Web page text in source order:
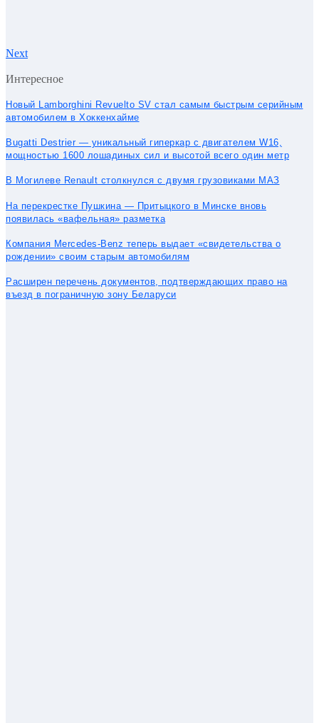
Next
Интересное
Новый Lamborghini Revuelto SV стал самым быстрым серийным
автомобилем в Хоккенхайме
Bugatti Destrier — уникальный гиперкар с двигателем W16,
мощностью 1600 лошадиных сил и высотой всего один метр
В Могилеве Renault столкнулся с двумя грузовиками МАЗ
На перекрестке Пушкина — Притыцкого в Минске вновь
появилась «вафельная» разметка
Компания Mercedes-Benz теперь выдает «свидетельства о
рождении» своим старым автомобилям
Расширен перечень документов, подтверждающих право на
въезд в пограничную зону Беларуси